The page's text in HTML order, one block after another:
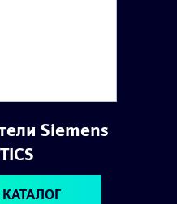
Siemens
КАТАЛОГ